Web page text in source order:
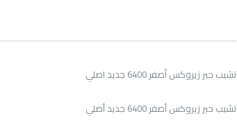
تشيب حبر زيروكس أصفر 6400 جديد اصلي
تشيب حبر زيروكس أصفر 6400 جديد أصلي